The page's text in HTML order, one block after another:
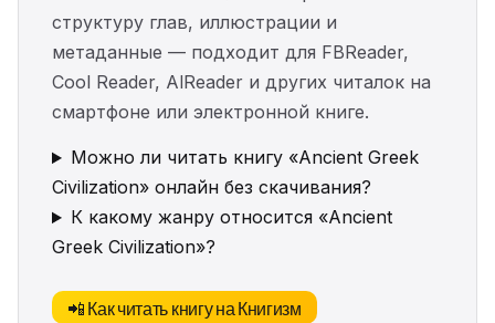
структуру глав, иллюстрации и
метаданные — подходит для FBReader,
Cool Reader, AlReader и других читалок на
смартфоне или электронной книге.
Можно ли читать книгу «Ancient Greek
Civilization» онлайн без скачивания?
К какому жанру относится «Ancient
Greek Civilization»?
📲 Как читать книгу на Книгизм